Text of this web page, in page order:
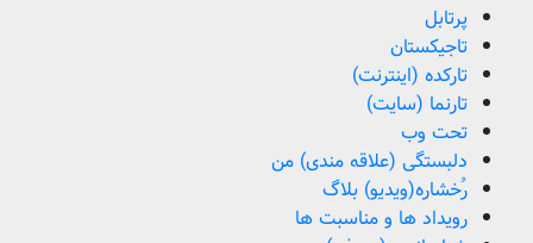
پرتابل
تاجیکستان
تارکده (اینترنت)
تارنما (سایت)
تحت وب
دلبستگی (علاقه مندی) من
رُخشاره(ویدیو) بلاگ
رویداد ها و مناسبت ها